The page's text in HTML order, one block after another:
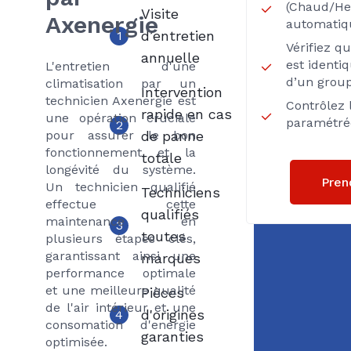
Axenergie
L'entretien d'une
climatisation par un
technicien Axenergie est
une opération cruciale
pour assurer le bon
fonctionnement et la
longévité du système.
Un technicien qualifié
effectue cette
maintenance en
plusieurs étapes clés,
garantissant ainsi une
performance optimale
et une meilleure qualité
de l'air intérieur et une
consomation d'energie
optimisée.
(Chaud/
Vérifiez
est
d’un
Contrôlez
1
Visite
d’entretien
annuelle
2
Intervention
rapide en cas
de panne
totale
3
Techniciens
qualifiés
toutes
marques
4
Pièces
d'origines
garanties